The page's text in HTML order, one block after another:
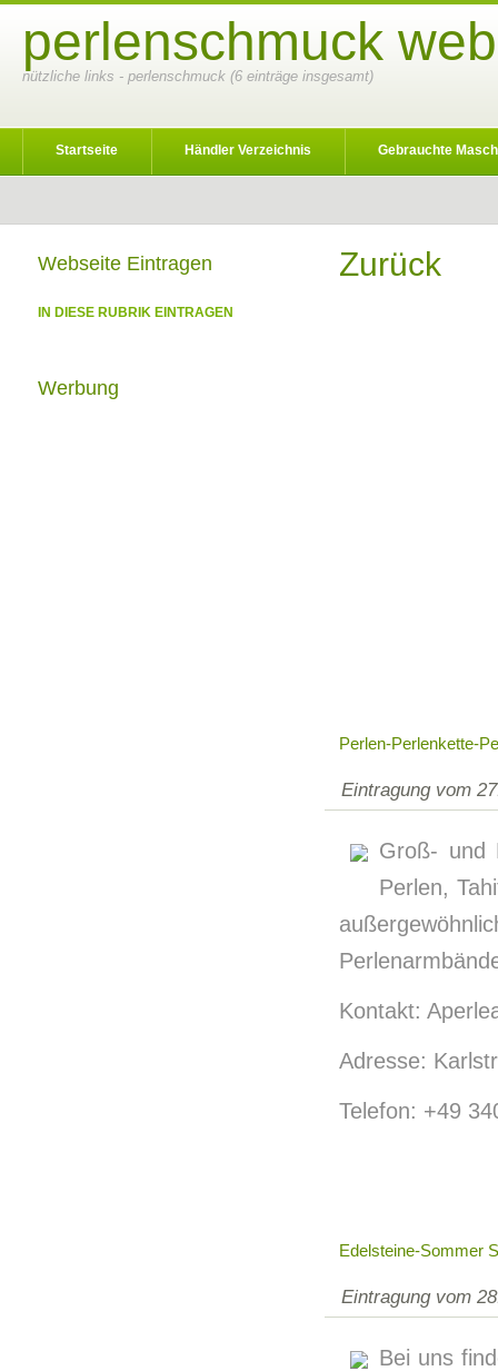
perlenschmuck
nützliche links - perlenschmuck (6 einträge insgesamt)
Startseite Händler Verzeichnis Gebrauchte
Zurück
Perlen-Perlenkette-
Eintragung vom
Groß- und
Perlen,
Kontakt:
Adresse:
Telefon: +49
Edelsteine-Sommer
Eintragung vom
Bei uns
Webseite Eintragen
IN DIESE RUBRIK EINTRAGEN
Werbung